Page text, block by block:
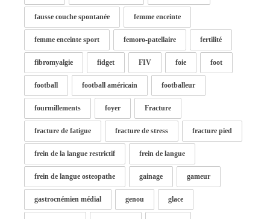
fausse couche spontanée femme enceinte
femme enceinte sport femoro-patellaire fertilité
fibromyalgie fidget FIV foie foot
football football américain footballeur
fourmillements foyer Fracture
fracture de fatigue fracture de stress fracture pied
frein de la langue restrictif frein de langue
frein de langue osteopathe gainage gameur
gastrocnémien médial genou glace